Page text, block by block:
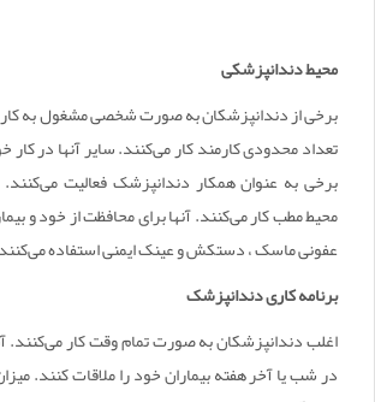
محیط دندانپزشکی
برخی از دندانپزشکان به صورت شخصی مشغول به کار
تعداد محدودی کارمند کار می‌کنند. سایر آنها در کار
برخی به عنوان همکار دندانپزشک فعالیت می‌کنند.
محیط مطب کار می‌کنند. آنها برای محافظت از خود و
عفونی ماسک ، دستکش و عینک ایمنی استفاده
برنامه کاری دندانپزشک
اغلب دندانپزشکان به صورت تمام وقت کار
در شب یا آخر هفته بیماران خود را ملاقات ‌کنند.